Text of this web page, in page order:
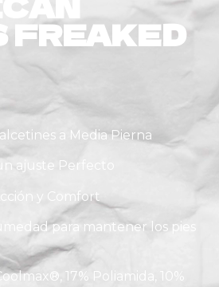
FREAKED
a Media Pierna
ajuste Perfecto
y Comfort
para mantener los pies
17% Poliamida, 10%